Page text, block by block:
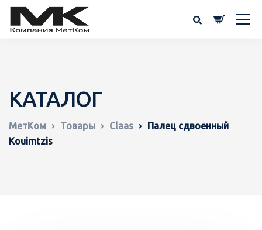
КАТАЛОГ
МетКом Товары Claas
Палец сдвоенный
Kouimtzis